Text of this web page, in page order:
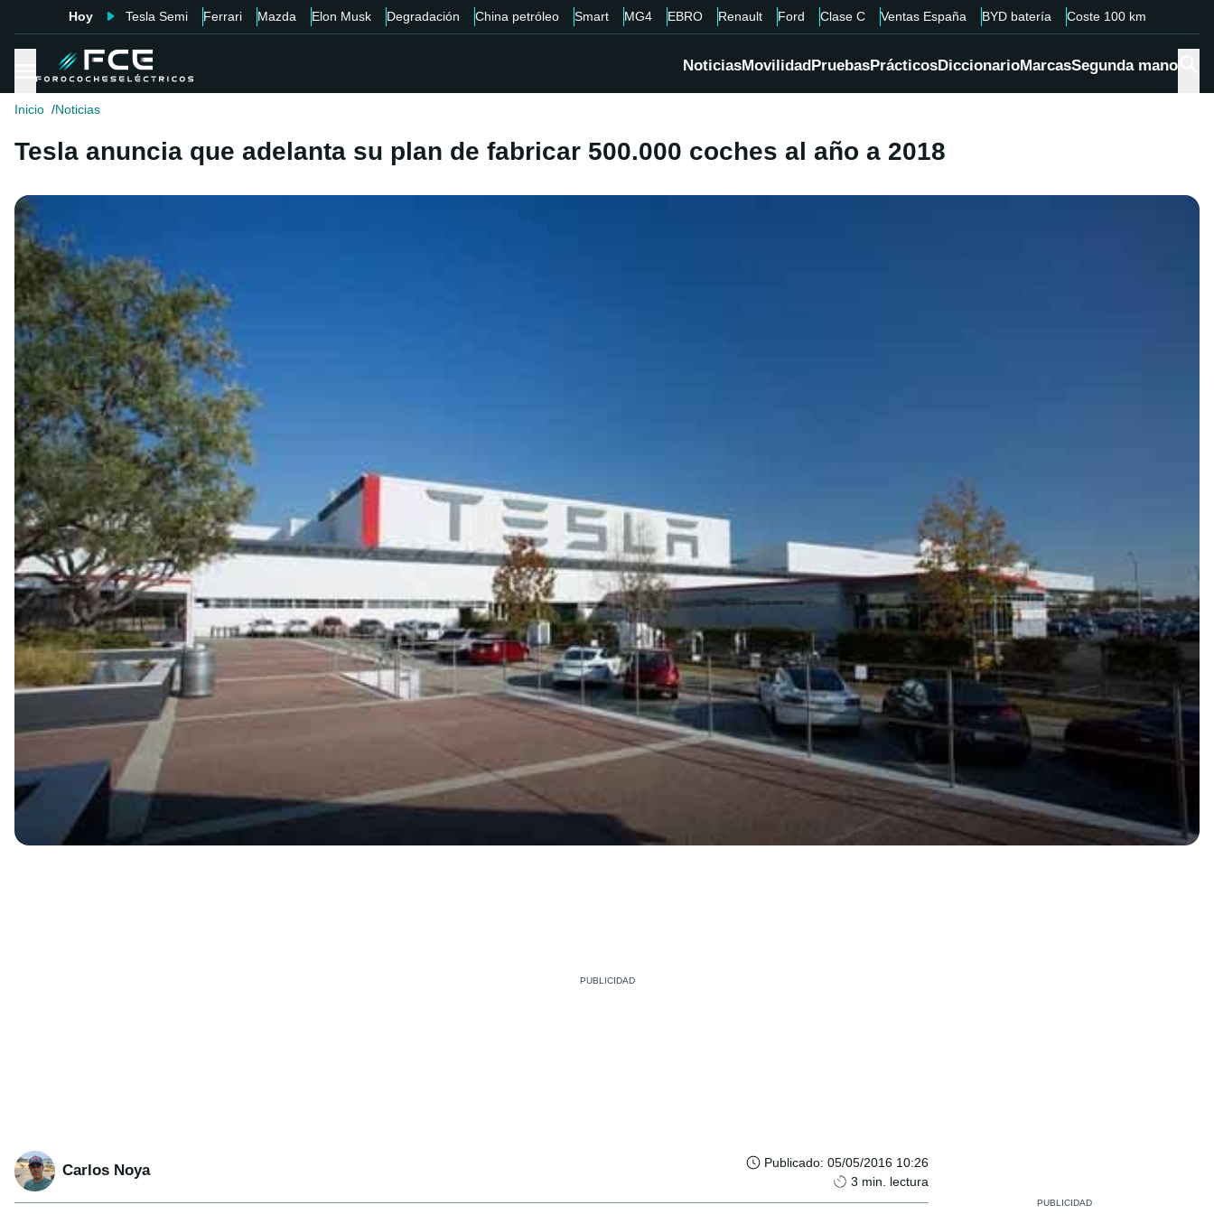
Hoy Tesla Semi Ferrari Mazda Elon Musk Degradación China petróleo Smart MG4 EBRO Renault Ford Clase C Ventas España BYD batería Coste 100 km
NoticiasMovilidadPruebasPrácticosDiccionarioMarcasSegunda mano
Inicio Noticias
Tesla anuncia que adelanta su plan de fabricar 500.000 coches al año a 2018
Carlos Noya Publicado: 05/05/2016 10:26
3 min. lectura